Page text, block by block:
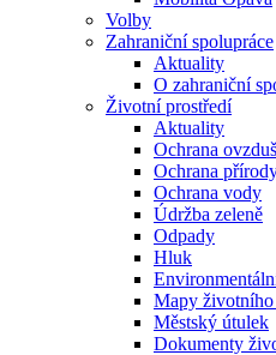
Volby
Zahraniční spolupráce
Aktuality
O zahraniční
Životní prostředí
Aktuality
Ochrana
Ochrana
Ochrana vody
Údržba zeleně
Odpady
Hluk
Mapy životního
Městský útulek
Dokumenty